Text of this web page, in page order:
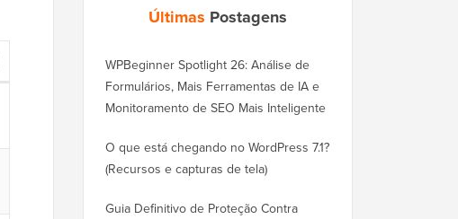
Últimas Postagens
WPBeginner Spotlight 26: Análise de
Formulários, Mais Ferramentas de IA e
Monitoramento de SEO Mais Inteligente
O que está chegando no WordPress 7.1?
(Recursos e capturas de tela)
Guia Definitivo de Proteção Contra